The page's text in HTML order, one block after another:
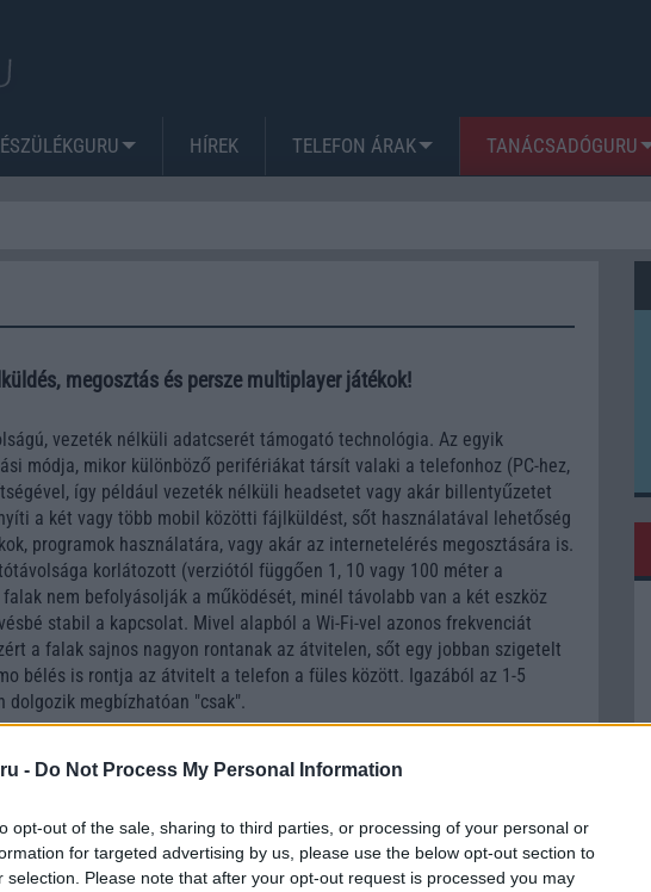
- Do Not Process My Personal Information
opt-out of the sale, sharing to third parties, or processing of your personal or
for targeted advertising by us, please use the below opt-out section to
selection. Please note that after your opt-out request is processed you may
HÍREK TELEFON ÁRAK TANÁCSADÓGURU
megosztás és persze multiplayer játékok!
vezeték nélküli adatcserét támogató technológia. Az egyik
módja, mikor különböző perifériákat társít valaki a telefonhoz (PC-hez,
így például vezeték nélküli headsetet vagy akár billentyűzetet
a két vagy több mobil közötti fájlküldést, sőt használatával lehetőség
programok használatára, vagy akár az internetelérés megosztására is.
korlátozott (verziótól függően 1, 10 vagy 100 méter a
nem befolyásolják a működését, minél távolabb van a két eszköz
stabil a kapcsolat. Mivel alapból a Wi-Fi-vel azonos frekvenciát
a falak sajnos nagyon rontanak az átvitelen, sőt egy jobban szigetelt
bélés is rontja az átvitelt a telefon a füles között. Igazából az 1-5
dolgozik megbízhatóan "csak".
ezért érdemes csak olyankor bekapcsolni, mikor valóban szükség